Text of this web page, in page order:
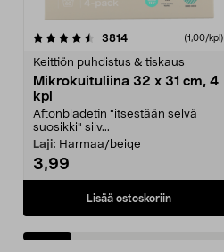
3814arvostelut (1,00/kpl)
Keittiön puhdistus & tiskaus
Mikrokuituliina 32 x 31 cm, 4
kpl
Aftonbladetin "itsestään selvä
suosikki" siiv...
Laji: Harmaa/beige
3,99
Lisää ostoskoriin
4.5viidestä